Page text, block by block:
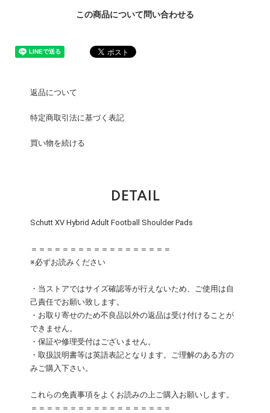
この商品について問い合わせる
返品について
特定商取引法に基づく表記
買い物を続ける
DETAIL
Schutt XV Hybrid Adult Football Shoulder Pads
＝＝＝＝＝＝＝＝＝＝＝＝＝＝＝＝＝＝
※必ずお読みください
・当ストアではサイズ確認等が行えないため、ご使用は自
己責任でお願い致します。
・お取り寄せのため不良品以外の返品は受け付けることが
できません。
・保証や修理受付はございません。
・取扱説明書等は英語表記となります。ご理解のある方の
みご購入下さい。
これらの免責事項をよくお読みの上ご購入お願いします。
＝＝＝＝＝＝＝＝＝＝＝＝＝＝＝＝＝＝